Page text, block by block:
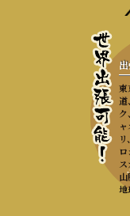
東
道
地